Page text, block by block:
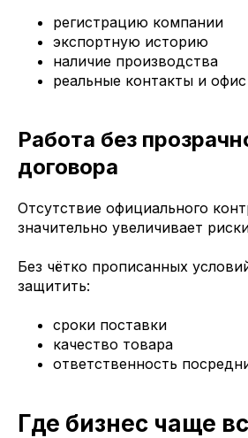
регистрацию компании
экспортную историю
наличие производства
реальные контакты и офис
Работа без
договора
Отсутствие официального
значительно увеличивает
Без чётко прописанных
защитить:
сроки поставки
качество товара
ответственность
Где бизнес чаще